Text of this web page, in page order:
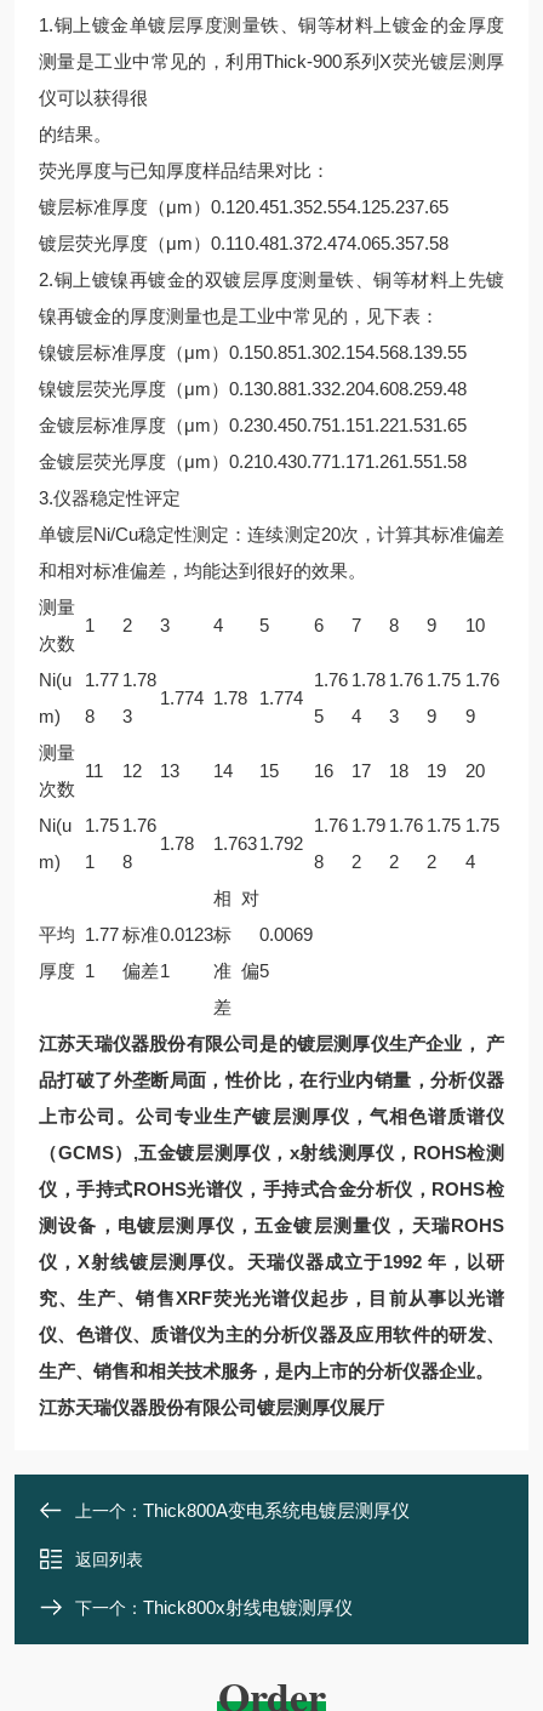
1.铜上镀金单镀层厚度测量铁、铜等材料上镀金的金厚度
测量是工业中常见的，利用Thick-900系列X荧光镀层测厚
仪可以获得很
的结果。
荧光厚度与已知厚度样品结果对比：
镀层标准厚度（μm） 0.120.451.352.554.125.237.65
镀层荧光厚度（μm） 0.110.481.372.474.065.357.58
2.铜上镀镍再镀金的双镀层厚度测量铁、铜等材料上先镀
镍再镀金的厚度测量也是工业中常见的，见下表：
镍镀层标准厚度（μm） 0.150.851.302.154.568.139.55
镍镀层荧光厚度（μm） 0.130.881.332.204.608.259.48
金镀层标准厚度（μm） 0.230.450.751.151.221.531.65
金镀层荧光厚度（μm） 0.210.430.771.171.261.551.58
3.仪器稳定性评定
单镀层Ni/Cu稳定性测定：连续测定20次，计算其标准偏差
和相对标准偏差，均能达到很好的效果。
测量
次数
1 2 3 4 5 6 7 8 9 10
Ni(u
m)
1.77
8
1.78
3
1.774 1.78 1.774
1.76
5
1.78
4
1.76
3
1.75
9
1.76
9
测量
次数
11 12 13 14 15 16 17 18 19 20
Ni(u
m)
1.75
1
1.76
8
1.78 1.7631.792
1.76
8
1.79
2
1.76
2
1.75
2
1.75
4
平均
厚度
1.77
1
标准
偏差
0.0123
1
相对
标
准偏
差
0.0069
5
江苏天瑞仪器股份有限公司是的镀层测厚仪生产企业， 产
品打破了外垄断局面，性价比，在行业内销量，分析仪器
上市公司。公司专业生产镀层测厚仪，气相色谱质谱仪
（GCMS）,五金镀层测厚仪，x射线测厚仪， ROHS检测
仪 ，手持式ROHS光谱仪，手持式合金分析仪，ROHS检
测设备，电镀层测厚仪，五金镀层测量仪，天瑞ROHS
仪，X射线镀层测厚仪。 天瑞仪器成立于1992 年，以研
究、生产、销售XRF荧光光谱仪起步，目前从事以光谱
仪、色谱仪、质谱仪为主的分析仪器及应用软件的研发、
生产、销售和相关技术服务，是内上市的分析仪器企业。
江苏天瑞仪器股份有限公司镀层测厚仪展厅
上一个： Thick800A变电系统电镀层测厚仪
返回列表
下一个： Thick800x射线电镀测厚仪
Order